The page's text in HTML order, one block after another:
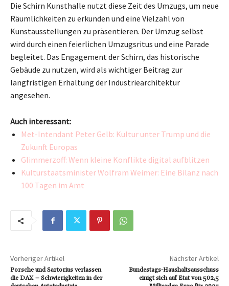
Die Schirn Kunsthalle nutzt diese Zeit des Umzugs, um neue
Räumlichkeiten zu erkunden und eine Vielzahl von
Kunstausstellungen zu präsentieren. Der Umzug selbst
wird durch einen feierlichen Umzugsritus und eine Parade
begleitet. Das Engagement der Schirn, das historische
Gebäude zu nutzen, wird als wichtiger Beitrag zur
langfristigen Erhaltung der Industriearchitektur
angesehen.
Auch interessant:
Met-Intendant Peter Gelb: Kultur unter Trump und die
Zukunft Europas
Glimmerzoff: Wenn kleine Konflikte digital aufblitzen
Kulturstaatsminister Wolfram Weimer: Eine Bilanz nach
100 Tagen im Amt
Vorheriger Artikel
Porsche und Sartorius verlassen
die DAX – Schwierigkeiten in der
Nächster Artikel
Bundestags-Haushaltsausschuss
einigt sich auf Etat von 502,5